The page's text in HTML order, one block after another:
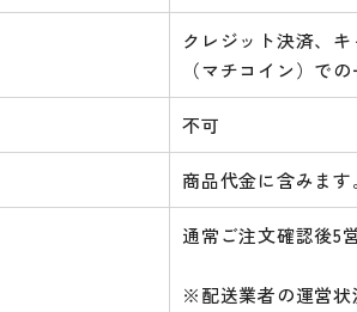
クレジット決済、
（マチコイン）で
不可
商品代金に含みます。
通常ご注文確認後5
※配送業者の運営状